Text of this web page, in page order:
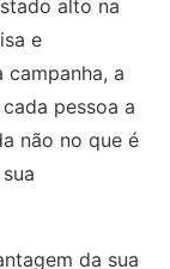
alto na
e
campanha, a
pessoa a
não no que é
da sua